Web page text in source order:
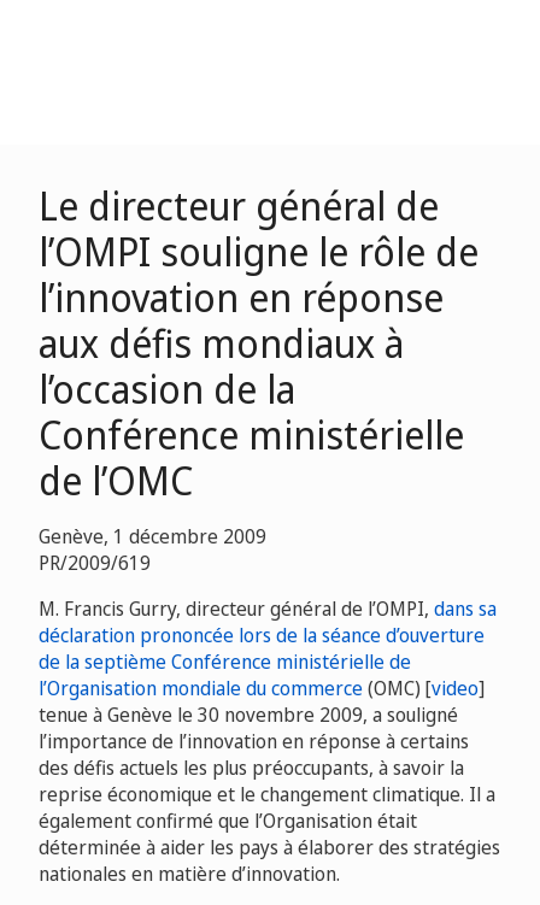
Le directeur général de
l’OMPI souligne le rôle de
l’innovation en réponse
aux défis mondiaux à
l’occasion de la
Conférence ministérielle
de l’OMC
Genève, 1 décembre 2009
PR/2009/619
M. Francis Gurry, directeur général de l’OMPI, dans sa
déclaration prononcée lors de la séance d’ouverture
de la septième Conférence ministérielle de
l’Organisation mondiale du commerce(OMC) [video]
tenue à Genève le 30 novembre 2009, a souligné
l’importance de l’innovation en réponse à certains
des défis actuels les plus préoccupants, à savoir la
reprise économique et le changement climatique. Il a
également confirmé que l’Organisation était
déterminée à aider les pays à élaborer des stratégies
nationales en matière d’innovation.